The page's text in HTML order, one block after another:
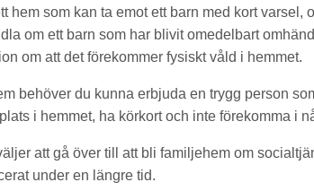
hem som kan ta emot ett barn med kort varsel,
om ett barn som har blivit omedelbart
om att det förekommer fysiskt våld i hemmet.
behöver du kunna erbjuda en trygg person
i hemmet, ha körkort och inte förekomma i
att gå över till att bli familjehem om
under en längre tid.